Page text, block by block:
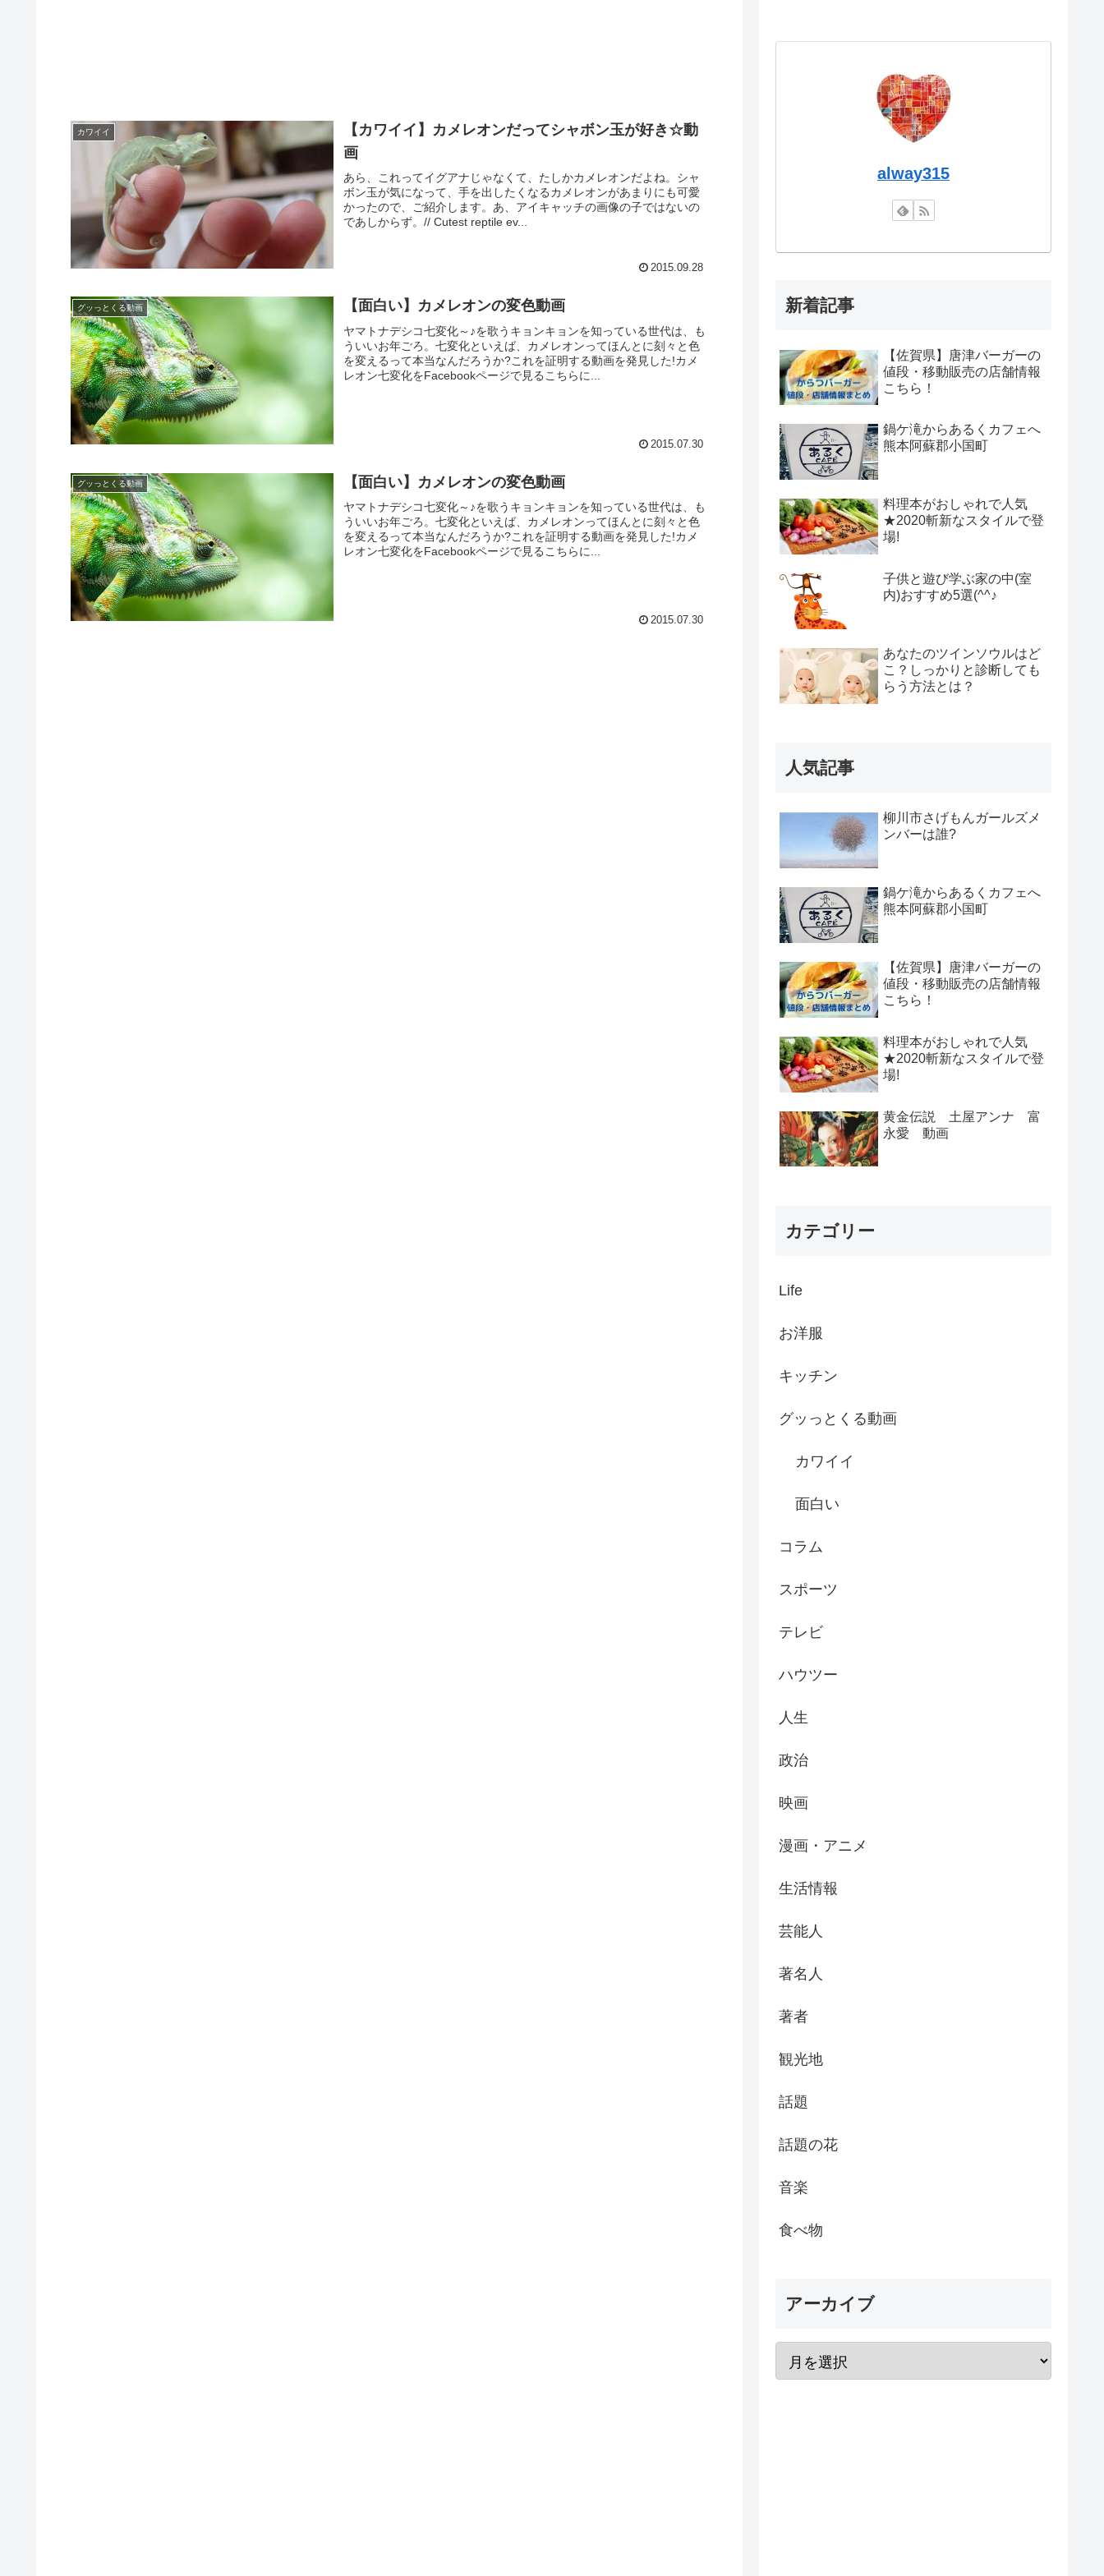
カワイイ
【カワイイ】カメレオンだってシャボン玉が好き☆動
画
あら、これってイグアナじゃなくて、たしかカメレオンだよね。シャ
ボン玉が気になって、手を出したくなるカメレオンがあまりにも可愛
かったので、ご紹介します。あ、アイキャッチの画像の子ではないの
であしからず。// Cutest reptile ev...
2015.09.28
グッっとくる動画 【面白い】カメレオンの変色動画
ヤマトナデシコ七変化～♪を歌うキョンキョンを知っている世代は、も
ういいお年ごろ。七変化といえば、カメレオンってほんとに刻々と色
を変えるって本当なんだろうか?これを証明する動画を発見した!カメ
レオン七変化をFacebookページで見るこちらに...
2015.07.30
グッっとくる動画 【面白い】カメレオンの変色動画
ヤマトナデシコ七変化～♪を歌うキョンキョンを知っている世代は、も
ういいお年ごろ。七変化といえば、カメレオンってほんとに刻々と色
を変えるって本当なんだろうか?これを証明する動画を発見した!カメ
レオン七変化をFacebookページで見るこちらに...
2015.07.30
alway315
新着記事
【佐賀県】唐津バーガーの
値段・移動販売の店舗情報
こちら！
鍋ケ滝からあるくカフェへ
熊本阿蘇郡小国町
料理本がおしゃれで人気
★2020斬新なスタイルで登
場!
子供と遊び学ぶ家の中(室
内)おすすめ5選(^^♪
あなたのツインソウルはど
こ？しっかりと診断しても
らう方法とは？
人気記事
柳川市さげもんガールズメ
ンバーは誰?
鍋ケ滝からあるくカフェへ
熊本阿蘇郡小国町
【佐賀県】唐津バーガーの
値段・移動販売の店舗情報
こちら！
料理本がおしゃれで人気
★2020斬新なスタイルで登
場!
黄金伝説 土屋アンナ 富
永愛 動画
カテゴリー
Life
お洋服
キッチン
グッっとくる動画
カワイイ
面白い
コラム
スポーツ
テレビ
ハウツー
人生
政治
映画
漫画・アニメ
生活情報
芸能人
著名人
著者
観光地
話題
話題の花
音楽
食べ物
アーカイブ